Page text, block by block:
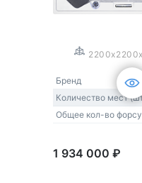
Бренд
Количество мест
Общее кол-во
1 934 000 ₽